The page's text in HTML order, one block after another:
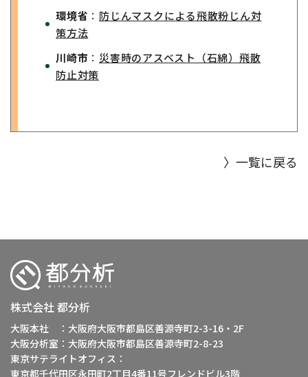
環境省 ： 防じんマスクによる飛散粉じん対
策方法
川崎市 ： 災害時のアスベスト（石綿）飛散
防止対策
〉一覧に戻る
株式会社 都分析
大阪本社 ：大阪府大阪市都島区善源寺町2-3-16・2F
大阪分析室：大阪府大阪市都島区善源寺町2-8-23
東京サテライトオフィス：
東京都千代田区永田町2丁目4番11号フレンドビル3階